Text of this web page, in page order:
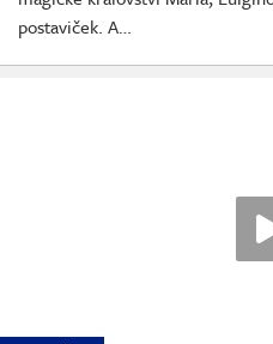
postaviček. A…